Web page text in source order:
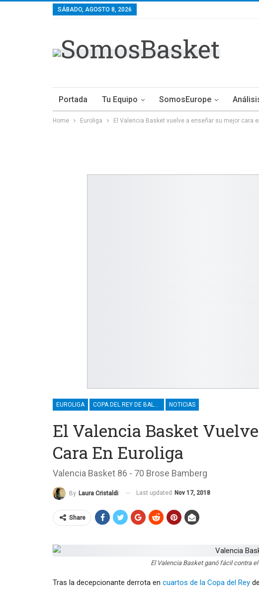
SÁBADO, AGOSTO 8, 2026
Portada Tu Equipo SomosEurope
Home Euroliga El Valencia Basket vuelve a enseñar su mejor cara
EUROLIGA COPA DEL REY DE BALONCESTO NOTICIAS
El Valencia Basket
Cara En Euroliga
Valencia Basket 86 - 70 Brose Bamberg
By Laura Cristaldi Last updated Nov 17, 2018
Share
El Valencia Basket ganó fácil contra
Tras la decepcionante derrota en cuartos de la Copa del Rey